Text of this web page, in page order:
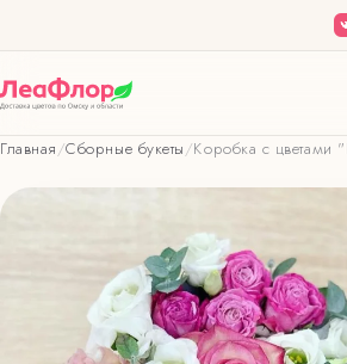
Главная/Сборные букеты/Коробка с цветами